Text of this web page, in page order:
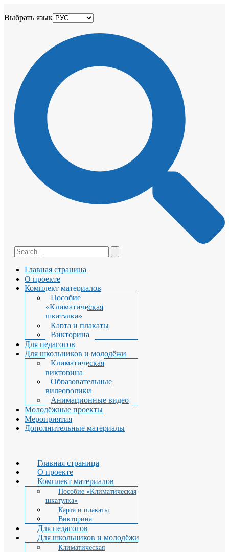
Выбрать язык
Главная страница
О проекте
Комплект материалов
Пособие
«Климатическая
шкатулка»
Карта и плакаты
Викторина
Для педагогов
Для школьников и молодёжи
Климатическая
викторина
Образовательные
видеоролики
Анимационные видео
Молодёжные проекты
Мероприятия
Дополнительные материалы
Главная страница
О проекте
Комплект материалов
Пособие «Климатическая
шкатулка»
Карта и плакаты
Викторина
Для педагогов
Для школьников и молодёжи
Климатическая